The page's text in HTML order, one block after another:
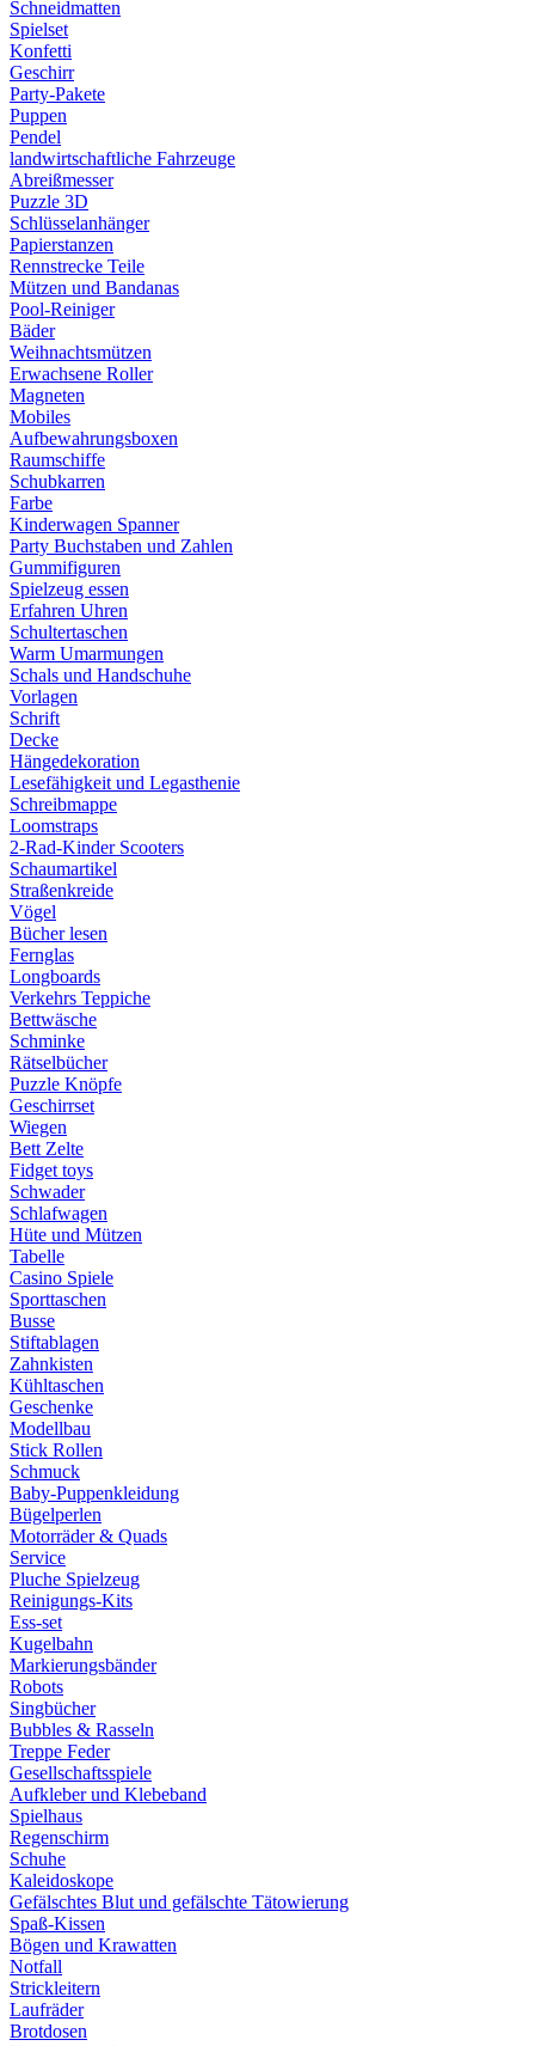
Schneidmatten
Spielset
Konfetti
Geschirr
Party-Pakete
Puppen
Pendel
landwirtschaftliche Fahrzeuge
Abreißmesser
Puzzle 3D
Schlüsselanhänger
Papierstanzen
Rennstrecke Teile
Mützen und Bandanas
Pool-Reiniger
Bäder
Weihnachtsmützen
Erwachsene Roller
Magneten
Mobiles
Aufbewahrungsboxen
Raumschiffe
Schubkarren
Farbe
Kinderwagen Spanner
Party Buchstaben und Zahlen
Gummifiguren
Spielzeug essen
Erfahren Uhren
Schultertaschen
Warm Umarmungen
Schals und Handschuhe
Vorlagen
Schrift
Decke
Hängedekoration
Lesefähigkeit und Legasthenie
Schreibmappe
Loomstraps
2-Rad-Kinder Scooters
Schaumartikel
Straßenkreide
Vögel
Bücher lesen
Fernglas
Longboards
Verkehrs Teppiche
Bettwäsche
Schminke
Rätselbücher
Puzzle Knöpfe
Geschirrset
Wiegen
Bett Zelte
Fidget toys
Schwader
Schlafwagen
Hüte und Mützen
Tabelle
Casino Spiele
Sporttaschen
Busse
Stiftablagen
Zahnkisten
Kühltaschen
Geschenke
Modellbau
Stick Rollen
Schmuck
Baby-Puppenkleidung
Bügelperlen
Motorräder & Quads
Service
Pluche Spielzeug
Reinigungs-Kits
Ess-set
Kugelbahn
Markierungsbänder
Robots
Singbücher
Bubbles & Rasseln
Treppe Feder
Gesellschaftsspiele
Aufkleber und Klebeband
Spielhaus
Regenschirm
Schuhe
Kaleidoskope
Gefälschtes Blut und gefälschte Tätowierung
Spaß-Kissen
Bögen und Krawatten
Notfall
Strickleitern
Laufräder
Brotdosen